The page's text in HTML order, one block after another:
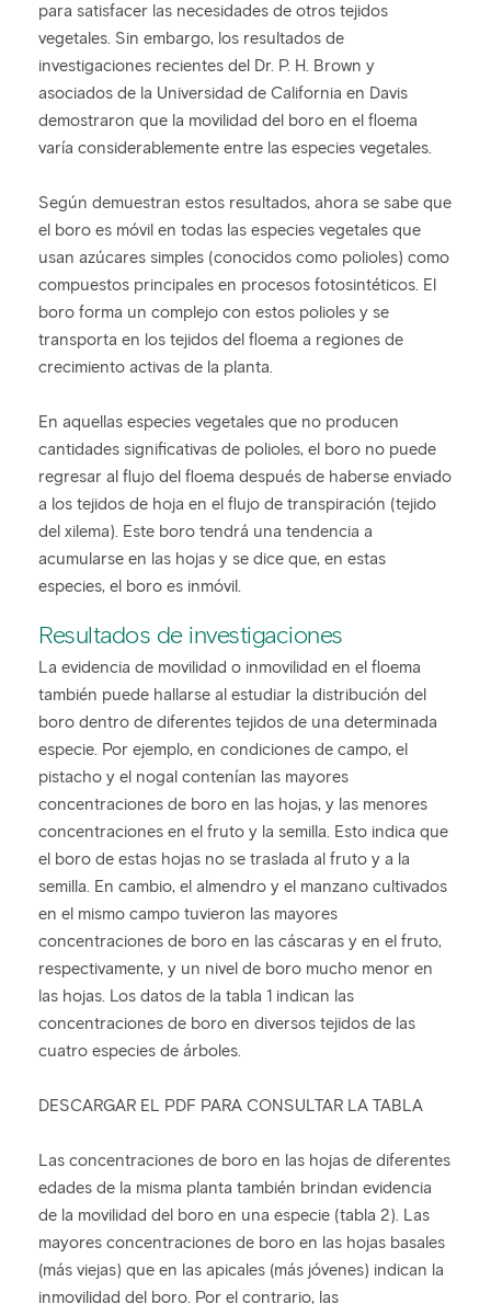
para satisfacer las necesidades de otros tejidos
vegetales. Sin embargo, los resultados de
investigaciones recientes del Dr. P. H. Brown y
asociados de la Universidad de California en Davis
demostraron que la movilidad del boro en el floema
varía considerablemente entre las especies vegetales.
Según demuestran estos resultados, ahora se sabe que
el boro es móvil en todas las especies vegetales que
usan azúcares simples (conocidos como polioles) como
compuestos principales en procesos fotosintéticos. El
boro forma un complejo con estos polioles y se
transporta en los tejidos del floema a regiones de
crecimiento activas de la planta.
En aquellas especies vegetales que no producen
cantidades significativas de polioles, el boro no puede
regresar al flujo del floema después de haberse enviado
a los tejidos de hoja en el flujo de transpiración (tejido
del xilema). Este boro tendrá una tendencia a
acumularse en las hojas y se dice que, en estas
especies, el boro es inmóvil.
Resultados de investigaciones
La evidencia de movilidad o inmovilidad en el floema
también puede hallarse al estudiar la distribución del
boro dentro de diferentes tejidos de una determinada
especie. Por ejemplo, en condiciones de campo, el
pistacho y el nogal contenían las mayores
concentraciones de boro en las hojas, y las menores
concentraciones en el fruto y la semilla. Esto indica que
el boro de estas hojas no se traslada al fruto y a la
semilla. En cambio, el almendro y el manzano cultivados
en el mismo campo tuvieron las mayores
concentraciones de boro en las cáscaras y en el fruto,
respectivamente, y un nivel de boro mucho menor en
las hojas. Los datos de la tabla 1 indican las
concentraciones de boro en diversos tejidos de las
cuatro especies de árboles.
DESCARGAR EL PDF PARA CONSULTAR LA TABLA
Las concentraciones de boro en las hojas de diferentes
edades de la misma planta también brindan evidencia
de la movilidad del boro en una especie (tabla 2). Las
mayores concentraciones de boro en las hojas basales
(más viejas) que en las apicales (más jóvenes) indican la
inmovilidad del boro. Por el contrario, las